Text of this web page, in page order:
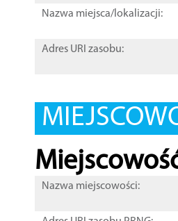
Nazwa miejsca/lokalizacji:
Adres URI zasobu:
Nazwa miejscowości: